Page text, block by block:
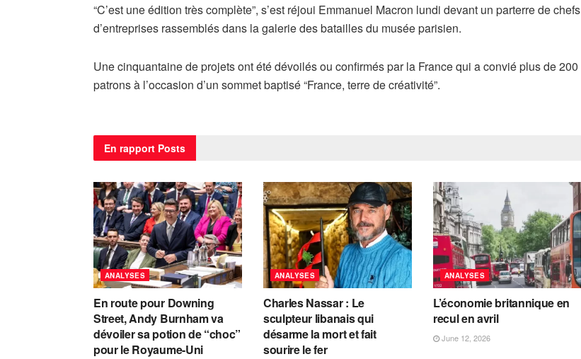
“C’est une édition très complète”, s’est réjoui Emmanuel Macron lundi devant un parterre de chefs
d’entreprises rassemblés dans la galerie des batailles du musée parisien.
Une cinquantaine de projets ont été dévoilés ou confirmés par la France qui a convié plus de 200
patrons à l’occasion d’un sommet baptisé “France, terre de créativité”.
En rapport Posts
ANALYSES
En route pour Downing
Street, Andy Burnham va
dévoiler sa potion de “choc”
pour le Royaume-Uni
ANALYSES
Charles Nassar : Le
sculpteur libanais qui
désarme la mort et fait
sourire le fer
ANALYSES
L’économie britannique en
recul en avril
June 12, 2026